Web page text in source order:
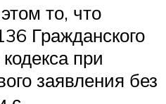
то, что
Гражданского
при
заявления без